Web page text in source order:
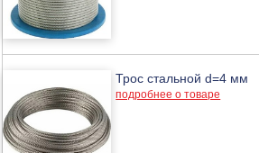
Трос стальной d=4 мм
подробнее о товаре